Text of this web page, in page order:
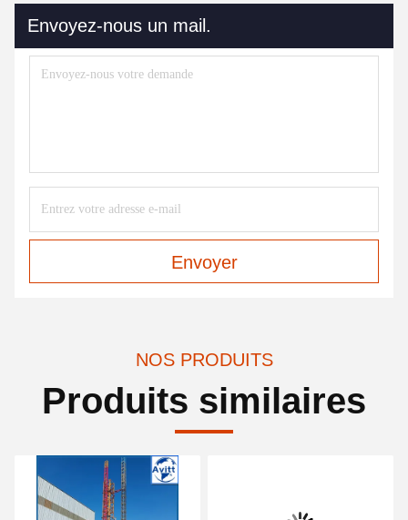
Envoyez-nous un mail.
Envoyer
NOS PRODUITS
Produits similaires